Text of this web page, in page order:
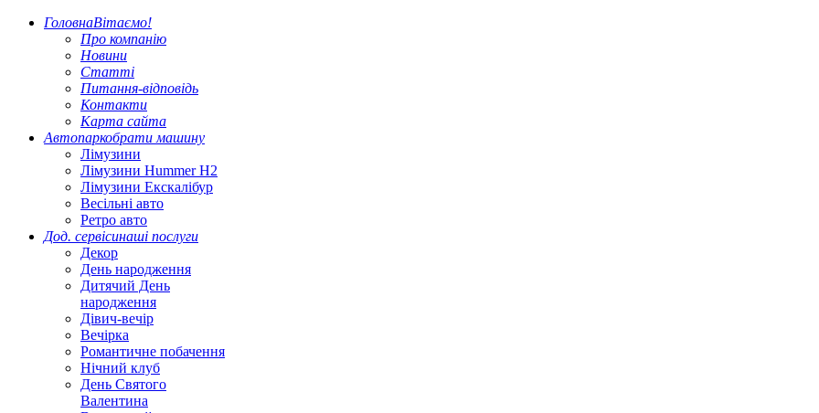
ГоловнаВітаємо!
Про компанію
Новини
Статті
Питання-відповідь
Контакти
Карта сайта
Автопаркобрати машину
Лімузини
Лімузини Hummer H2
Лімузини Екскалібур
Весільні авто
Ретро авто
Дод. сервісинаші послуги
Декор
День народження
Дитячий День
народження
Дівич-вечір
Вечірка
Романтичне побачення
Нічний клуб
День Святого
Валентина